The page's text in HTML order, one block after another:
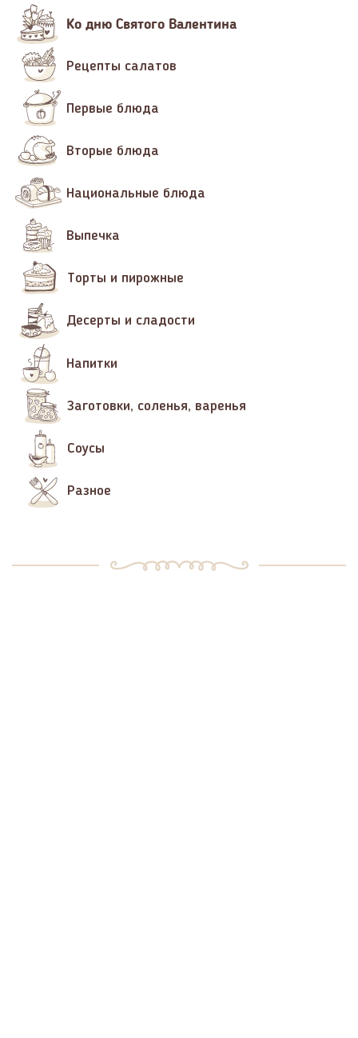
Ко дню Святого Валентина
Рецепты салатов
Первые блюда
Вторые блюда
Национальные блюда
Выпечка
Торты и пирожные
Десерты и сладости
Напитки
Заготовки, соленья, варенья
Соусы
Разное